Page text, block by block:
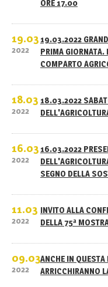
ORE 17.00
19.03
2022
19.03.2022
PRIMA GIORNATA.
COMPARTO
18.03
2022
18.03.2022
16.03
2022
16.03.2022
SEGNO DELLA
11.03
2022
INVITO ALLA
DELLA 75ª
09.03
2022
ANCHE IN QUESTA
ARRICCHIRANNO